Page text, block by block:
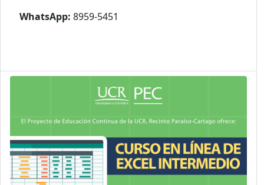
WhatsApp: 8959-5451